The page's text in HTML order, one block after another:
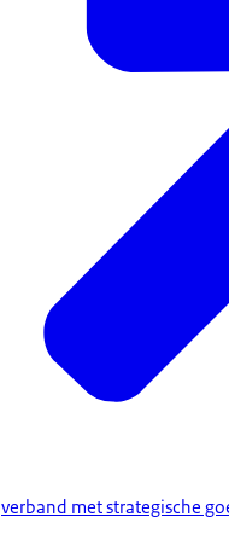
verband met strategische